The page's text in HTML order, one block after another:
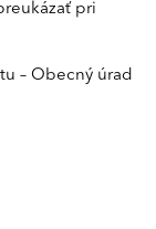
pri
– Obecný úrad